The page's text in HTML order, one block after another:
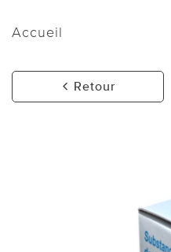
Accueil
Retour